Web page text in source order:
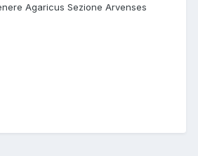
Agaricus Sezione Arvenses